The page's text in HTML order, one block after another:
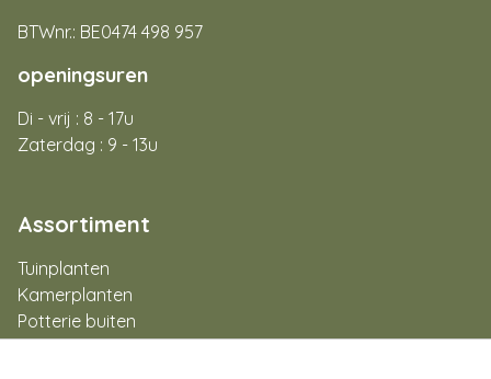
BTWnr.: BE0474 498 957
openingsuren
Di - vrij : 8 - 17u
Zaterdag : 9 - 13u
Assortiment
Tuinplanten
Kamerplanten
Potterie buiten